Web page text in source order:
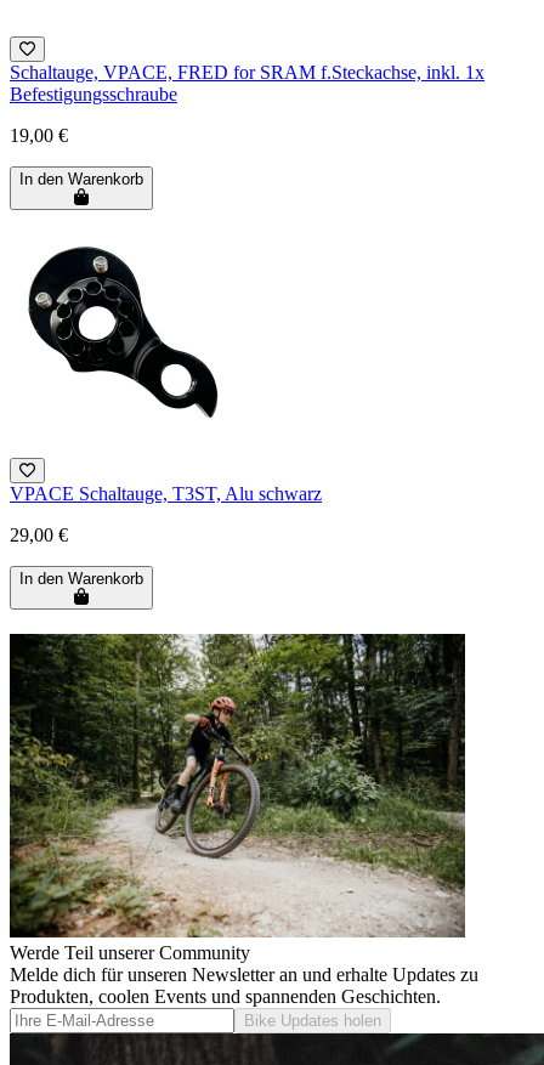
Schaltauge, VPACE, FRED for SRAM f.Steckachse, inkl. 1x
Befestigungsschraube
19,00 €
In den Warenkorb
VPACE Schaltauge, T3ST, Alu schwarz
29,00 €
In den Warenkorb
Werde Teil unserer Community
Melde dich für unseren Newsletter an und erhalte Updates zu
Produkten, coolen Events und spannenden Geschichten.
Bike Updates holen